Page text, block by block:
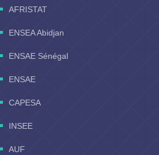
AFRISTAT
ENSEA Abidjan
ENSAE Sénégal
ENSAE
CAPESA
INSEE
AUF